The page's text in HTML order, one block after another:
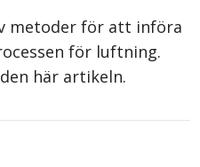
metoder för att införa
för luftning.
här artikeln.